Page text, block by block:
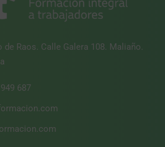
de Raos. Calle Galera 108. Maliaño.
687